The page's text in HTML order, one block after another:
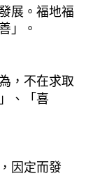
展。福地福
」。
，不在求取
、「喜
因定而發